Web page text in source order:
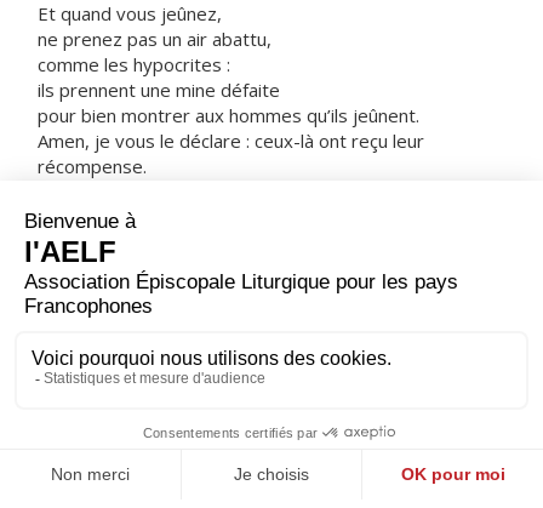
Et quand vous jeûnez,
ne prenez pas un air abattu,
comme les hypocrites :
ils prennent une mine défaite
pour bien montrer aux hommes qu’ils jeûnent.
Amen, je vous le déclare : ceux-là ont reçu leur
récompense.
parfume-toi la tête et lave-toi le visage ;
ainsi, ton jeûne ne sera pas connu des hommes,
mais seulement de ton Père qui est présent au plus
secret ;
ton Père qui voit au plus secret
te le rendra. »
– Acclamons la Parole de Dieu.